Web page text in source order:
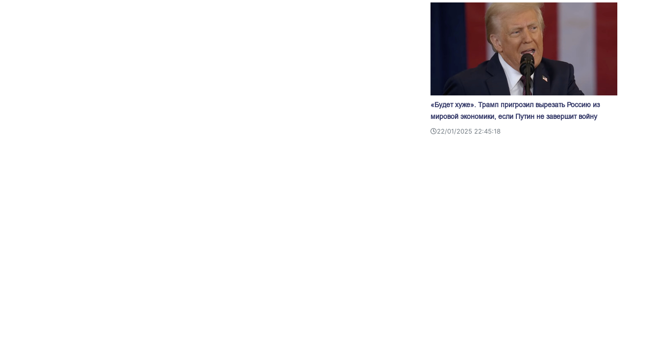
«Будет хуже». Трамп пригрозил вырезать Россию из
мировой экономики, если Путин не завершит войну
22/01/2025 22:45:18